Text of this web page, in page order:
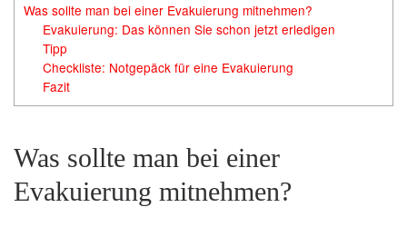
Was sollte man bei einer Evakuierung mitnehmen?
Evakuierung: Das können Sie schon jetzt erledigen
Tipp
Checkliste: Notgepäck für eine Evakuierung
Fazit
Was sollte man bei einer
Evakuierung mitnehmen?